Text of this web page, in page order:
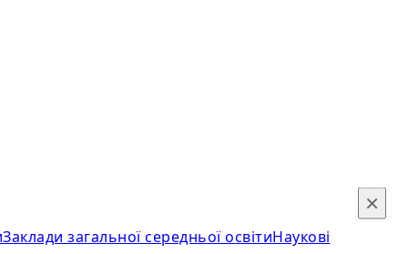
Заклади загальної середньої освітиНаукові
×